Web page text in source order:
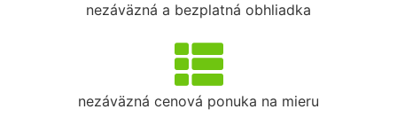
nezáväzná a bezplatná obhliadka
nezáväzná cenová ponuka na mieru